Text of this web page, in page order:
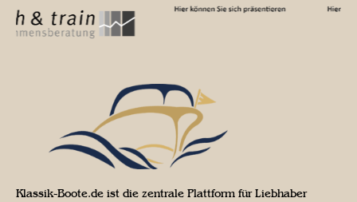
Klassik-Boote.de ist die zentrale Plattform für Liebhaber